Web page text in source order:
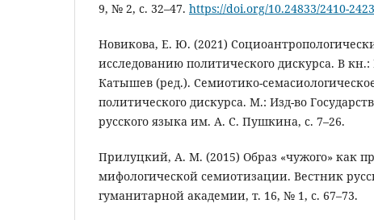
9, № 2, с. 32–47. https://doi.org/10.24833/2410-
Новикова, Е. Ю. (2021)
исследованию политического дискурса. В
Катышев (ред.). Семиотико-
политического дискурса. М.: Изд-во
русского языка им. А. С. Пушкина, с. 7–26.
Прилуцкий, А. М. (2015) Образ «чужого» как
мифологической семиотизации. Вестник
гуманитарной академии, т. 16, № 1, с. 67–73.